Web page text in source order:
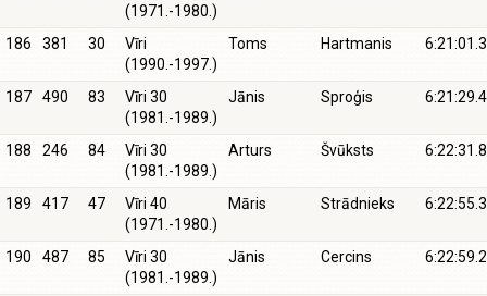
(1971.-1980.)
186 381 30
Vīri
(1990.-1997.)
Toms Hartmanis 6:21:01.3
187 490 83
Vīri 30
(1981.-1989.)
Jānis Sproģis 6:21:29.4
188 246 84
Vīri 30
(1981.-1989.)
Arturs Švūksts 6:22:31.8
189 417 47
Vīri 40
(1971.-1980.)
Māris Strādnieks 6:22:55.3
190 487 85
Vīri 30
(1981.-1989.)
Jānis Cercins 6:22:59.2